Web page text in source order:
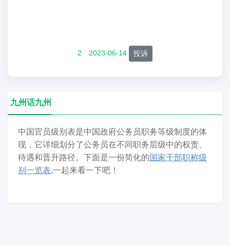
2 2023-06-14 投诉
九州话九州
中国官员级别表是中国政府公务员职务等级制度的体
现，它详细划分了公务员在不同职务层级中的权责、
待遇和晋升路径。下面是一份简化的国家干部职称级
别一览表,一起来看一下吧！